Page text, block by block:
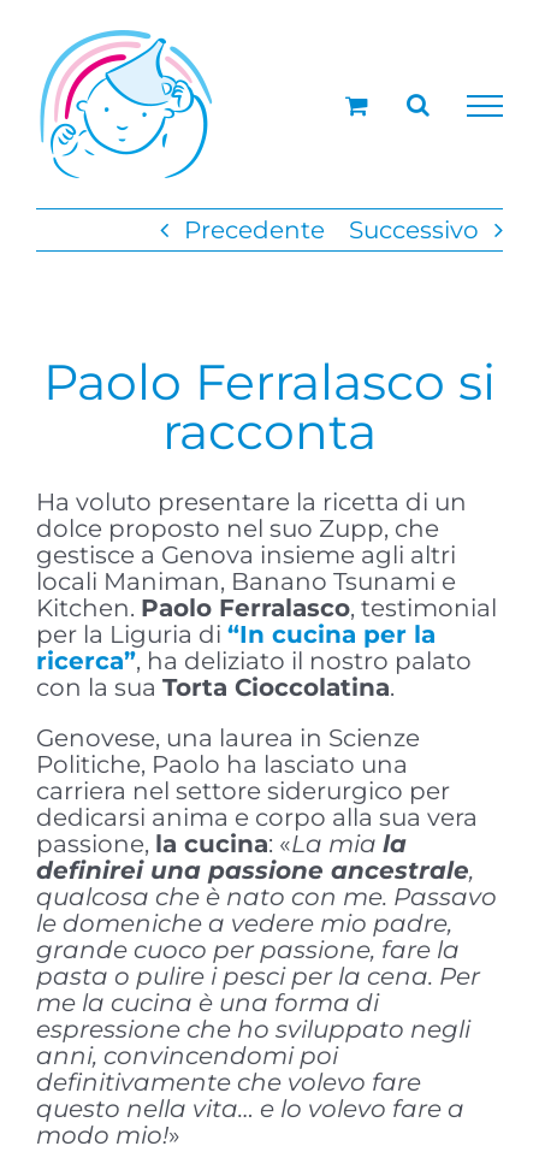
contenuto
Precedente Successivo
Paolo Ferralasco si
racconta
Ha voluto presentare la ricetta di un
dolce proposto nel suo Zupp, che
gestisce a Genova insieme agli altri
locali Maniman, Banano Tsunami e
Kitchen. Paolo Ferralasco, testimonial
per la Liguria di “In cucina per la
ricerca”, ha deliziato il nostro palato
con la sua Torta Cioccolatina.
Genovese, una laurea in Scienze
Politiche, Paolo ha lasciato una
carriera nel settore siderurgico per
dedicarsi anima e corpo alla sua vera
passione, la cucina: «La mia la
definirei una passione ancestrale,
qualcosa che è nato con me. Passavo
le domeniche a vedere mio padre,
grande cuoco per passione, fare la
pasta o pulire i pesci per la cena. Per
me la cucina è una forma di
espressione che ho sviluppato negli
anni, convincendomi poi
definitivamente che volevo fare
questo nella vita… e lo volevo fare a
modo mio!»